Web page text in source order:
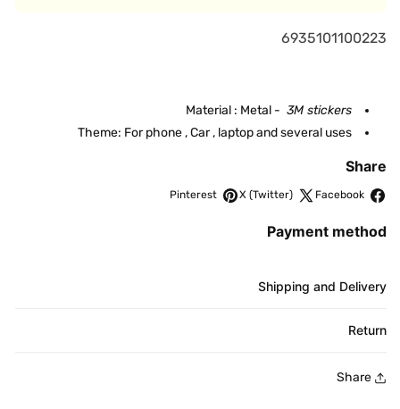
S
6935101100223
Material : Metal - 3M stickers
Theme: For phone , Car , laptop and several uses
Share
Facebook
X (Twitter)
Pinterest
Payment method
Shipping and Delivery
Return
Share